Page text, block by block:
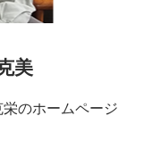
美
のホームページ